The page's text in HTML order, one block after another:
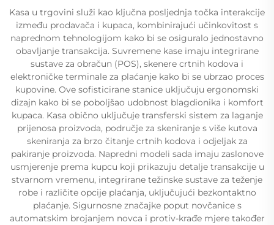
Kasa u trgovini služi kao ključna posljednja točka interakcije
između prodavača i kupaca, kombinirajući učinkovitost s
naprednom tehnologijom kako bi se osiguralo jednostavno
obavljanje transakcija. Suvremene kase imaju integrirane
sustave za obračun (POS), skenere crtnih kodova i
elektroničke terminale za plaćanje kako bi se ubrzao proces
kupovine. Ove sofisticirane stanice uključuju ergonomski
dizajn kako bi se poboljšao udobnost blagdionika i komfort
kupaca. Kasa obično uključuje transferski sistem za laganje
prijenosa proizvoda, područje za skeniranje s više kutova
skeniranja za brzo čitanje crtnih kodova i odjeljak za
pakiranje proizvoda. Napredni modeli sada imaju zaslonove
usmjerenje prema kupcu koji prikazuju detalje transakcije u
stvarnom vremenu, integrirane težinske sustave za teženje
robe i različite opcije plaćanja, uključujući bezkontaktno
plaćanje. Sigurnosne značajke poput novčanice s
automatskim brojanjem novca i protiv-krađe mjere također